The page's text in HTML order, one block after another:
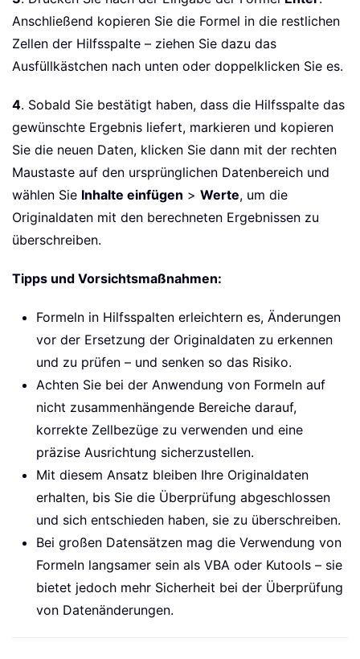
Anschließend kopieren Sie die Formel in die restlichen
Zellen der Hilfsspalte – ziehen Sie dazu das
Ausfüllkästchen nach unten oder doppelklicken Sie es.
4. Sobald Sie bestätigt haben, dass die Hilfsspalte das
gewünschte Ergebnis liefert, markieren und kopieren
Sie die neuen Daten, klicken Sie dann mit der rechten
Maustaste auf den ursprünglichen Datenbereich und
wählen Sie Inhalte einfügen > Werte, um die
Originaldaten mit den berechneten Ergebnissen zu
überschreiben.
Tipps und Vorsichtsmaßnahmen:
Formeln in Hilfsspalten erleichtern es, Änderungen
vor der Ersetzung der Originaldaten zu erkennen
und zu prüfen – und senken so das Risiko.
Achten Sie bei der Anwendung von Formeln auf
nicht zusammenhängende Bereiche darauf,
korrekte Zellbezüge zu verwenden und eine
präzise Ausrichtung sicherzustellen.
Mit diesem Ansatz bleiben Ihre Originaldaten
erhalten, bis Sie die Überprüfung abgeschlossen
und sich entschieden haben, sie zu überschreiben.
Bei großen Datensätzen mag die Verwendung von
Formeln langsamer sein als VBA oder Kutools – sie
bietet jedoch mehr Sicherheit bei der Überprüfung
von Datenänderungen.